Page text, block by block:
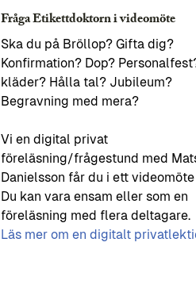
Fråga Etikettdoktorn i videomöte
Ska du på Bröllop? Gifta dig?
Konfirmation? Dop?
kläder? Hålla tal? Jubileum?
Begravning med mera?
Vi en digital privat
föreläsning/frågestund med
Danielsson får du i ett
Du kan vara ensam eller som en
föreläsning med flera deltagare.
Läs mer om en digitalt